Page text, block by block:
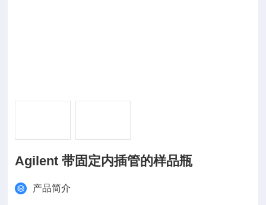
Agilent 带固定内插管的样品瓶
产品简介